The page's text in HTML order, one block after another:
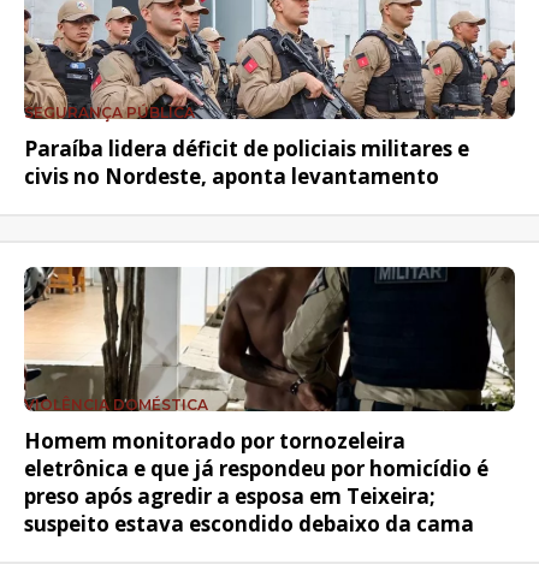
SEGURANÇA PÚBLICA
Paraíba lidera déficit de policiais militares e
civis no Nordeste, aponta levantamento
VIOLÊNCIA DOMÉSTICA
Homem monitorado por tornozeleira
eletrônica e que já respondeu por homicídio é
preso após agredir a esposa em Teixeira;
suspeito estava escondido debaixo da cama